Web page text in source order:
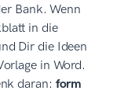
Bank. Wenn
in die
Dir die Ideen
in Word.
daran: form